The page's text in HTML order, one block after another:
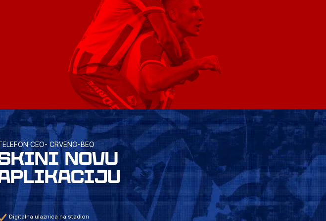
CEO- CRVENO-BEO
NOVU
Digitalna ulaznica na stadion